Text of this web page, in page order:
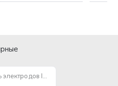
Держатель электродов INGCO WAH3008